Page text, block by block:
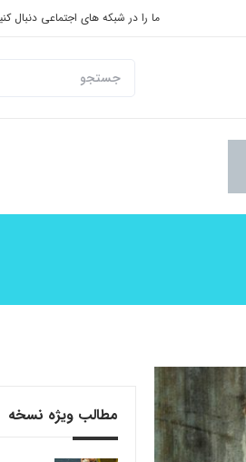
ما را در شبکه های اجتماعی دنبال
مطالب ویژه نسخه